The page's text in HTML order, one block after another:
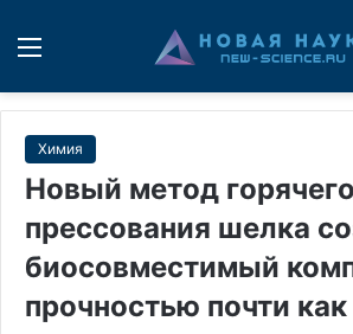
Химия
Новый метод горячего
прессования шелка
биосовместимый
прочностью почти